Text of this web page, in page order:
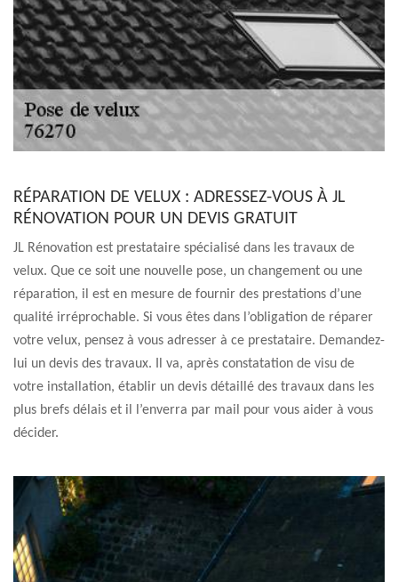
RÉPARATION DE VELUX : ADRESSEZ-VOUS À JL
RÉNOVATION POUR UN DEVIS GRATUIT
JL Rénovation est prestataire spécialisé dans les travaux de
velux. Que ce soit une nouvelle pose, un changement ou une
réparation, il est en mesure de fournir des prestations d’une
qualité irréprochable. Si vous êtes dans l’obligation de réparer
votre velux, pensez à vous adresser à ce prestataire. Demandez-
lui un devis des travaux. Il va, après constatation de visu de
votre installation, établir un devis détaillé des travaux dans les
plus brefs délais et il l’enverra par mail pour vous aider à vous
décider.